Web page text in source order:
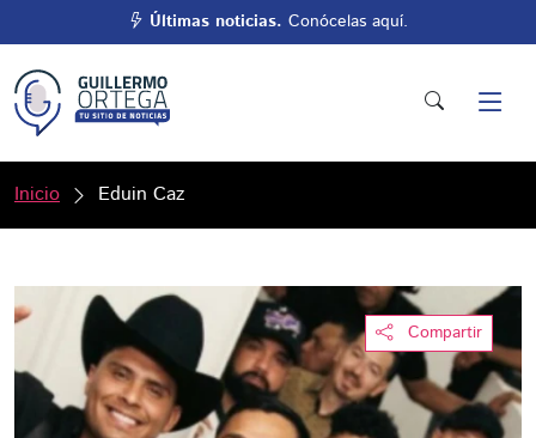
Últimas noticias. Conócelas aquí.
Inicio Eduin Caz
Compartir